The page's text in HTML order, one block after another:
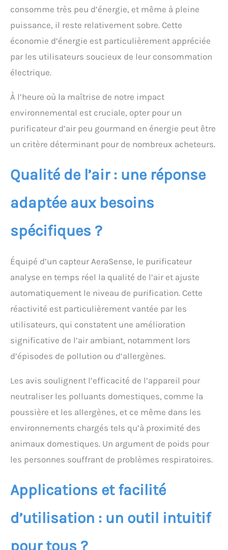
remplacement Philips
d'origine pour des
performances optimales.
Compatible avec FY1700
consomme très peu d’énergie, et même à pleine
puissance, il reste relativement sobre. Cette
économie d’énergie est particulièrement appréciée
par les utilisateurs soucieux de leur consommation
électrique.
À l’heure où la maîtrise de notre impact
environnemental est cruciale, opter pour un
purificateur d’air peu gourmand en énergie peut être
un critère déterminant pour de nombreux acheteurs.
Qualité de l’air : une réponse
adaptée aux besoins
spécifiques ?
Équipé d’un capteur AeraSense, le purificateur
analyse en temps réel la qualité de l’air et ajuste
automatiquement le niveau de purification. Cette
réactivité est particulièrement vantée par les
utilisateurs, qui constatent une amélioration
significative de l’air ambiant, notamment lors
d’épisodes de pollution ou d’allergènes.
Les avis soulignent l’efficacité de l’appareil pour
neutraliser les polluants domestiques, comme la
poussière et les allergènes, et ce même dans les
environnements chargés tels qu’à proximité des
animaux domestiques. Un argument de poids pour
les personnes souffrant de problèmes respiratoires.
Applications et facilité
d’utilisation : un outil intuitif
pour tous ?